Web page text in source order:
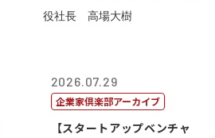
2026.07.29
企業家倶楽部アーカイブ
【スタートアップベンチャ